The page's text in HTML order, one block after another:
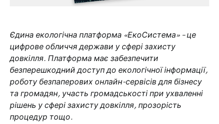
Єдина екологічна платформа «ЕкоСистема» – це
цифрове обличчя держави у сфері захисту
довкілля. Платформа має забезпечити
безперешкодний доступ до екологічної інформації,
роботу безпаперових онлайн-сервісів для бізнесу
та громадян, участь громадськості при ухваленні
рішень у сфері захисту довкілля, прозорість
процедур тощо.